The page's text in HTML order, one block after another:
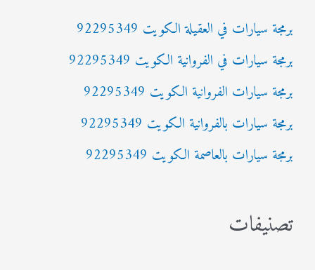
ع
ن
:
برمجة سيارات في العقيلة الكويت 92295349
برمجة سيارات في الفروانية الكويت 92295349
برمجة سيارات الفروانية الكويت 92295349
برمجة سيارات بالفروانية الكويت 92295349
برمجة سيارات بالعاصمة الكويت 92295349
تصنيفات